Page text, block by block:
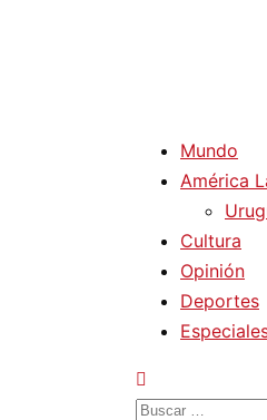
Mundo
América
Cultura
Opinión
Deportes
Buscar: